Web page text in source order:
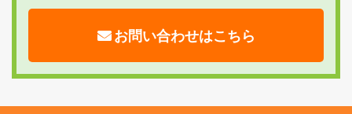
お問い合わせはこちら